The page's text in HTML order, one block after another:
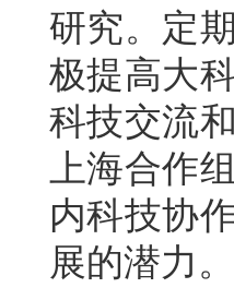
研究。定
极提高大
科技交流
上海合作
内科技协
展的潜力。